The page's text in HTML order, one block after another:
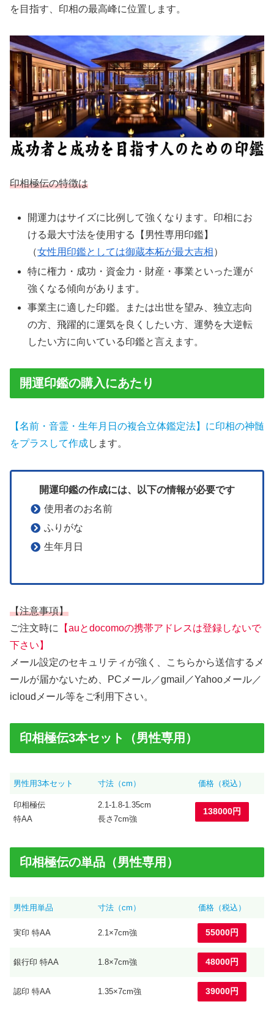
を目指す、印相の最高峰に位置します。
印相極伝の特徴は
開運力はサイズに比例して強くなります。印相にお
ける最大寸法を使用する【男性専用印鑑】
（女性用印鑑としては御蔵本柘が最大吉相 ）
特に権力・成功・資金力・財産・事業といった運が
強くなる傾向があります。
事業主に適した印鑑。または出世を望み、独立志向
の方、飛躍的に運気を良くしたい方、運勢を大逆転
したい方に向いている印鑑と言えます。
開運印鑑の購入にあたり
【名前・音霊・生年月日の複合立体鑑定法】に印相の神髄
をプラスして作成します。
開運印鑑の作成には、以下の情報が必要です
使用者のお名前
ふりがな
生年月日
【注意事項】
ご注文時に
【auとdocomoの携帯アドレスは登録しないで
下さい】
メール設定のセキュリティが強く、こちらから送信するメ
ールが届かないため、PCメール／gmail／Yahooメール／
icloudメール等をご利用下さい。
印相極伝3本セット（男性専用）
男性用3本セット 寸法（cm） 価格（税込）
印相極伝
特AA
2.1-1.8-1.35cm
長さ7cm強
138000円
印相極伝の単品（男性専用）
男性用単品 寸法（cm） 価格（税込）
実印 特AA 2.1×7cm強 55000円
銀行印 特AA 1.8×7cm強 48000円
認印 特AA 1.35×7cm強 39000円